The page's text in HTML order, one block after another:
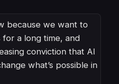
because we want to
a long time, and
conviction that AI
what’s possible in